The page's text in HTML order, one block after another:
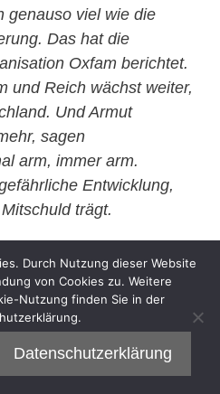
genauso viel wie die
Das hat die
Oxfam berichtet.
und Reich wächst weiter,
Und Armut
sagen
arm, immer arm.
Entwicklung,
trägt.
Durch Nutzung dieser Website
von Cookies zu. Weitere
Nutzung finden Sie in der
Datenschutzerklärung